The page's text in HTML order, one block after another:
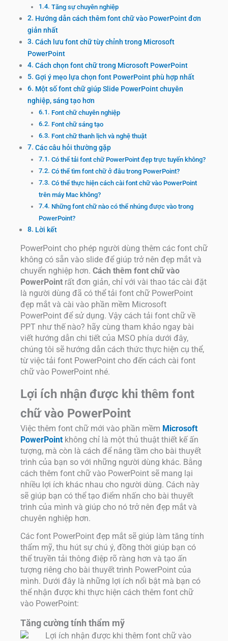
Tăng sự chuyên nghiệp
Hướng dẫn cách thêm font chữ vào PowerPoint đơn
giản nhất
Cách lưu font chữ tùy chỉnh trong Microsoft
PowerPoint
Cách chọn font chữ trong Microsoft PowerPoint
Gợi ý mẹo lựa chọn font PowerPoint phù hợp nhất
Một số font chữ giúp Slide PowerPoint chuyên
nghiệp, sáng tạo hơn
Font chữ chuyên nghiệp
Font chữ sáng tạo
Font chữ thanh lịch và nghệ thuật
Các câu hỏi thường gặp
Có thể tải font chữ PowerPoint đẹp trực tuyến không?
Có thể tìm font chữ ở đâu trong PowerPoint?
Có thể thực hiện cách cài font chữ vào PowerPoint
trên máy Mac không?
Những font chữ nào có thể nhúng được vào trong
PowerPoint?
Lời kết
PowerPoint cho phép người dùng thêm các font chữ
không có sẵn vào slide để giúp trở nên đẹp mắt và
chuyển nghiệp hơn. Cách thêm font chữ vào
PowerPoint rất đơn giản, chỉ với vài thao tác cài đặt
là người dùng đã có thể tải font chữ PowerPoint
đẹp mắt và cài vào phần mềm Microsoft
PowerPoint để sử dụng. Vậy cách tải font chữ về
PPT như thế nào? hãy cùng tham khảo ngay bài
viết hướng dẫn chi tiết của MSO phía dưới đây,
chúng tôi sẽ hướng dẫn cách thức thực hiện cụ thể,
từ việc tải font PowerPoint cho đến cách cài font
chữ vào PowerPoint nhé.
Lợi ích nhận được khi thêm font
chữ vào PowerPoint
Việc thêm font chữ mới vào phần mềm Microsoft
PowerPoint không chỉ là một thủ thuật thiết kế ấn
tượng, mà còn là cách để nâng tầm cho bài thuyết
trình của bạn so với những người dùng khác. Bằng
cách thêm font chữ vào PowerPoint sẽ mang lại
nhiều lợi ích khác nhau cho người dùng. Cách này
sẽ giúp bạn có thể tạo điểm nhấn cho bài thuyết
trình của mình và giúp cho nó trở nên đẹp mắt và
chuyên nghiệp hơn.
Các font PowerPoint đẹp mắt sẽ giúp làm tăng tính
thẩm mỹ, thu hút sự chú ý, đồng thời giúp bạn có
thể truyền tải thông điệp rõ ràng hơn và tạo ấn
tượng riêng cho bài thuyết trình PowerPoint của
mình. Dưới đây là những lợi ích nổi bật mà bạn có
thể nhận được khi thực hiện cách thêm font chữ
vào PowerPoint:
Tăng cường tính thẩm mỹ